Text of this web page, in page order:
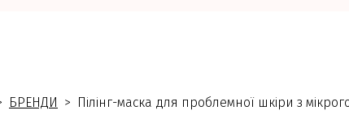
БРЕНДИ Пілінг-маска для проблемної шкіри з